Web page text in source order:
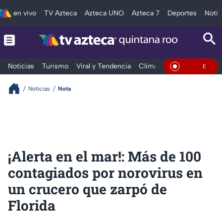
en vivo TV Azteca Azteca UNO Azteca 7 Deportes
Noticias Turismo Viral y Tendencia Clima Tráfico En Vivo
Noticias Nota
¡Alerta en el mar!: Más de 100
contagiados por norovirus en
un crucero que zarpó de
Florida